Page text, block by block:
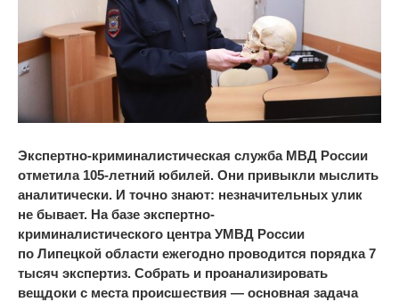
Экспертно-криминалистическая служба МВД России
отметила 105-летнийюбилей. Они привыкли мыслить
аналитически. И точно знают: незначительных улик
не бывает. На базе экспертно-
криминалистическогоцентра УМВД России
по Липецкой области ежегодно проводится порядка 7
тысяч экспертиз. Собрать и проанализировать
вещдоки с места происшествия —основная задача